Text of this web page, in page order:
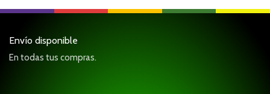
Envío disponible
En todas tus compras.